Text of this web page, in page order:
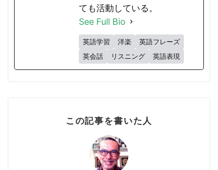
ても活動している。
See Full Bio
英語学習 洋楽
英語フレーズ
英会話
リスニング 英語表現
この記事を書いた人